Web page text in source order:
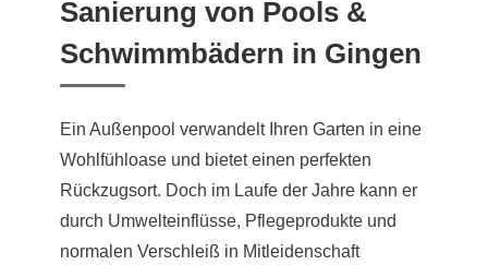
Sanierung von Pools &
Schwimmbädern in Gingen
Ein Außenpool verwandelt Ihren Garten in eine
Wohlfühloase und bietet einen perfekten
Rückzugsort. Doch im Laufe der Jahre kann er
durch Umwelteinflüsse, Pflegeprodukte und
normalen Verschleiß in Mitleidenschaft